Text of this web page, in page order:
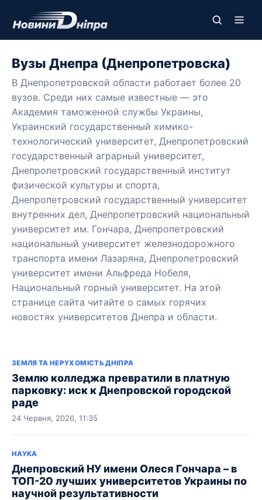
Вузы Днепра (Днепропетровска)
В Днепропетровской области работает более 20
вузов. Среди них самые известные — это
Академия таможенной службы Украины,
Украинский государственный химико-
технологический университет, Днепропетровский
государственный аграрный университет,
Днепропетровский государственный институт
физической культуры и спорта,
Днепропетровский государственный университет
внутренних дел, Днепропетровский национальный
университет им. Гончара, Днепропетровский
национальный университет железнодорожного
транспорта имени Лазаряна, Днепропетровский
университет имени Альфреда Нобеля,
Национальный горный университет. На этой
странице сайта читайте о самых горячих
новостях университетов Днепра и области.
ЗЕМЛЯ ТА НЕРУХОМІСТЬ ДНІПРА
Землю колледжа превратили в платную
парковку: иск к Днепровской городской
раде
24 Червня, 2026, 11:35
НАУКА
Днепровский НУ имени Олеся Гончара – в
ТОП-20 лучших университетов Украины по
научной результативности